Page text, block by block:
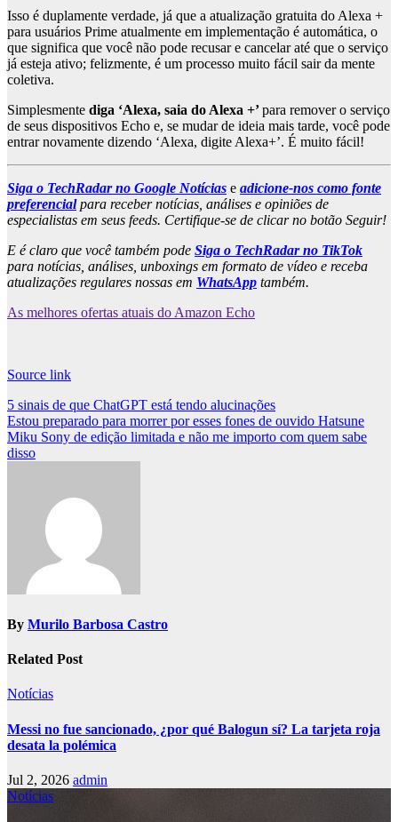
Isso é duplamente verdade, já que a atualização gratuita do Alexa +
para usuários Prime atualmente em implementação é automática, o
que significa que você não pode recusar e cancelar até que o serviço
já esteja ativo; felizmente, é um processo muito fácil sair da mente
coletiva.
Simplesmente diga ‘Alexa, saia do Alexa +’para remover o serviço
de seus dispositivos Echo e, se mudar de ideia mais tarde, você pode
entrar novamente dizendo ‘Alexa, digite Alexa+’. É muito fácil!
Siga o TechRadar no Google Notícias e adicione-nos como fonte
preferencialpara receber notícias, análises e opiniões de
especialistas em seus feeds. Certifique-se de clicar no botão Seguir!
E é claro que você também pode Siga o TechRadar no TikTok
para notícias, análises, unboxings em formato de vídeo e receba
atualizações regulares nossas em WhatsApp também.
As melhores ofertas atuais do Amazon Echo
Source link
Post
navigation
5 sinais de que ChatGPT está tendo alucinações
Estou preparado para morrer por esses fones de ouvido Hatsune
Miku Sony de edição limitada e não me importo com quem sabe
disso
By Murilo Barbosa Castro
Related Post
Notícias
Messi no fue sancionado, ¿por qué Balogun sí? La tarjeta roja
desata la polémica
Jul 2, 2026 admin
Notícias